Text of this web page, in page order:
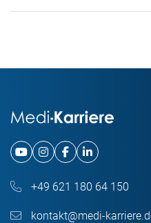
+49 621 180 64 150
kontakt@medi-